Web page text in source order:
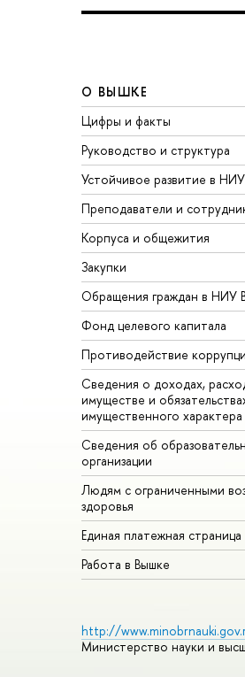
О ВЫШКЕ
Цифры и факты
Руководство и структура
Устойчивое развитие в
Преподаватели и
Корпуса и общежития
Закупки
Обращения граждан в НИУ
Фонд целевого капитала
Противодействие
Сведения о доходах,
имуществе и
имущественного характера
Сведения об
организации
Людям с ограниченными
здоровья
Единая платежная страница
Работа в Вышке
http://
Министерство науки и